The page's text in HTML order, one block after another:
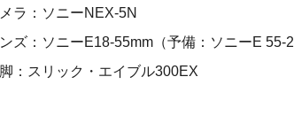
ラ：ソニーNEX-5N
ズ：ソニーE18-55mm（予備：ソニーE 55-
：スリック・エイブル300EX